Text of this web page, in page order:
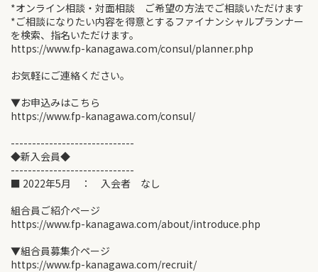
*オンライン相談・対面相談 ご希望の方法でご相談いただけます
*ご相談になりたい内容を得意とするファイナンシャルプランナー
を検索、指名いただけます。
https://www.fp-kanagawa.com/consul/planner.php
お気軽にご連絡ください。
▼お申込みはこちら
https://www.fp-kanagawa.com/consul/
-----------------------------
◆新入会員◆
-----------------------------
■ 2022年5月 ： 入会者 なし
組合員ご紹介ページ
https://www.fp-kanagawa.com/about/introduce.php
▼組合員募集介ページ
https://www.fp-kanagawa.com/recruit/